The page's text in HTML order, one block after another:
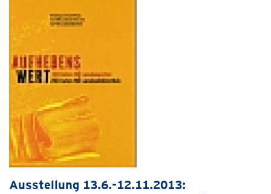
Ausstellung 13.6.-12.11.2013: